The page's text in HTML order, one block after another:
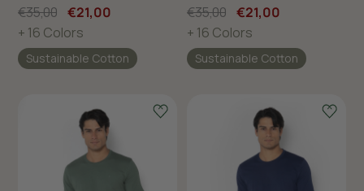
€35,00 €21,00
+ 16 Colors
Sustainable Cotton
€35,00 €21,00
+ 16 Colors
Sustainable Cotton